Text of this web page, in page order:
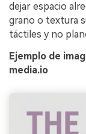
dejar espacio
grano o textura
táctiles y no
Ejemplo de
media.io